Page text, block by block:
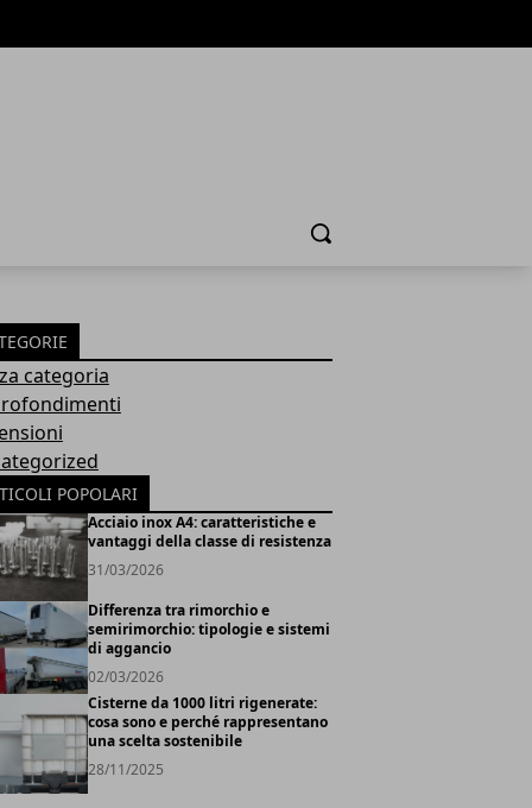
Cerca
categoria
POPOLARI
Acciaio inox A4: caratteristiche e
vantaggi della classe di resistenza
31/03/2026
Differenza tra rimorchio e
semirimorchio: tipologie e sistemi
di aggancio
02/03/2026
Cisterne da 1000 litri rigenerate:
cosa sono e perché rappresentano
una scelta sostenibile
28/11/2025